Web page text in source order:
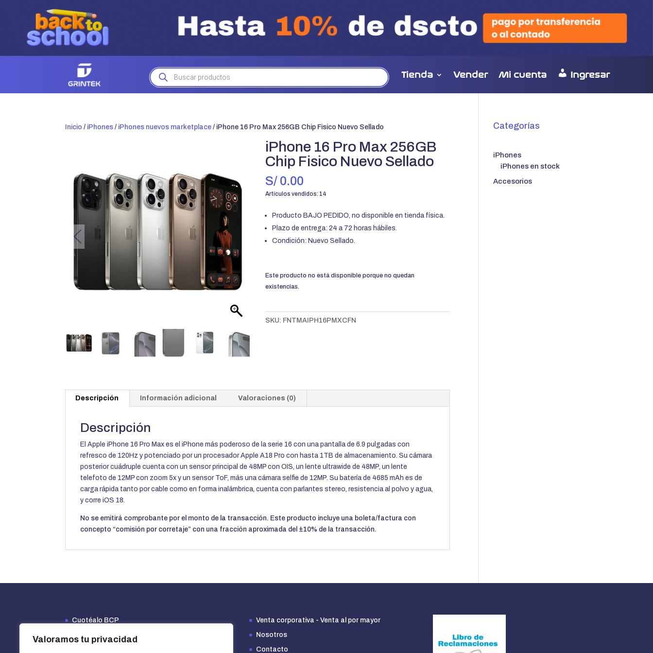
Valoramos tu privacidad
Búsqueda
de
productos
Tienda Vender Mi cuenta Ingresar
Inicio / iPhones / iPhones nuevos marketplace / iPhone 16 Pro Max 256GB Chip Fisico Nuevo Sellado
iPhone 16 Pro Max 256GB
Chip Fisico Nuevo Sellado
S/ 0.00
Artículos vendidos: 14
Producto BAJO PEDIDO, no disponible en tienda física.
Plazo de entrega: 24 a 72 horas hábiles.
Condición: Nuevo Sellado.
Este producto no está disponible porque no quedan
existencias.
SKU: FNTMAIPH16PMXCFN
Descripción Información adicional Valoraciones (0)
Descripción
El Apple iPhone 16 Pro Max es el iPhone más poderoso de la serie 16 con una pantalla de 6.9 pulgadas con
refresco de 120Hz y potenciado por un procesador Apple A18 Pro con hasta 1TB de almacenamiento. Su cámara
posterior cuádruple cuenta con un sensor principal de 48MP con OIS, un lente ultrawide de 48MP, un lente
telefoto de 12MP con zoom 5x y un sensor ToF, más una cámara selfie de 12MP. Su batería de 4685 mAh es de
carga rápida tanto por cable como en forma inalámbrica, cuenta con parlantes stereo, resistencia al polvo y agua,
y corre iOS 18.
No se emitirá comprobante por el monto de la transacción. Este producto incluye una boleta/factura con
concepto “comisión por corretaje” con una fracción aproximada del ±10% de la transacción.
Categorías
iPhones
iPhones en stock
Accesorios
Cuotéalo BCP
Financiamiento Efectiva
Venta corporativa - Venta al por mayor
Nosotros
Contacto